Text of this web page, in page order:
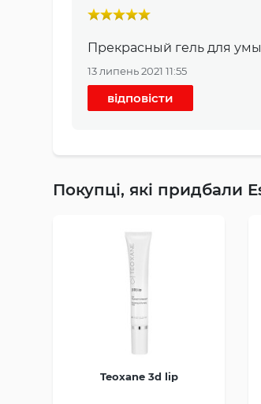
Прекрасный гель для
13 липень 2021 11:55
відповісти
Покупці, які придбали
Teoxane 3d lip